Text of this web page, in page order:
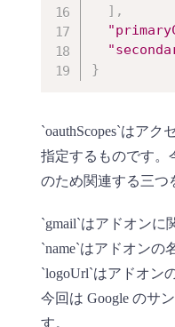
] ,
}
`oauthScopes`はア
指定するものです。
のため関連する三つ
`gmail`はアドオンに
`name`はアドオンの
`logoUrl`はアドオン
今回は Google のサ
す。